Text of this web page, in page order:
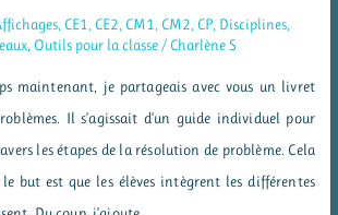
, CE1, CE2, CM1, CM2, CP, Disciplines,
, Outils pour la classe/ Charlène S
maintenant, je partageais avec vous un livret
Il s’agissait d’un guide individuel pour
les étapes de la résolution de problème. Cela
but est que les élèves intègrent les différentes